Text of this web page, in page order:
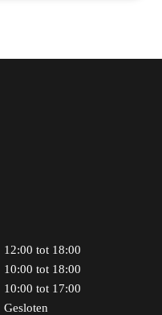
12:00 tot 18:00
10:00 tot 18:00
10:00 tot 17:00
Gesloten